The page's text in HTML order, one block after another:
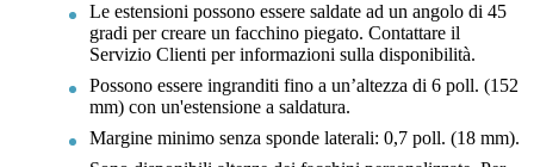
Le estensioni possono essere saldate ad un angolo di 45
gradi per creare un facchino piegato. Contattare il
Servizio Clienti per informazioni sulla disponibilità.
Possono essere ingranditi fino a un’altezza di 6 poll. (152
mm) con un'estensione a saldatura.
Margine minimo senza sponde laterali: 0,7 poll. (18 mm).